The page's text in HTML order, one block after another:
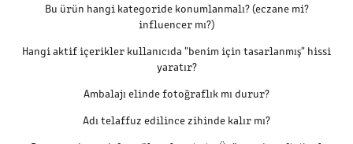
Bu ürün hangi kategoride konumlanmalı? (eczane mi?
influencer mı?)
Hangi aktif içerikler kullanıcıda "benim için tasarlanmış" hissi
yaratır?
Ambalajı elinde fotoğraflık mı durur?
Adı telaffuz edilince zihinde kalır mı?